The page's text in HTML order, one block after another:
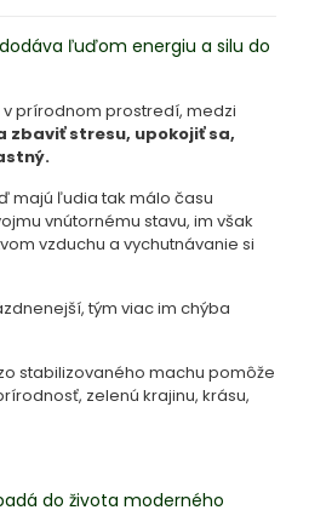
ľuďom energiu a silu do
v prírodnom prostredí, medzi
zbaviť stresu, upokojiť sa,
majú ľudia tak málo času
vnútornému stavu, im však
vzduchu a vychutnávanie si
tým viac im chýba
stabilizovaného machu pomôže
zelenú krajinu, krásu,
do života moderného